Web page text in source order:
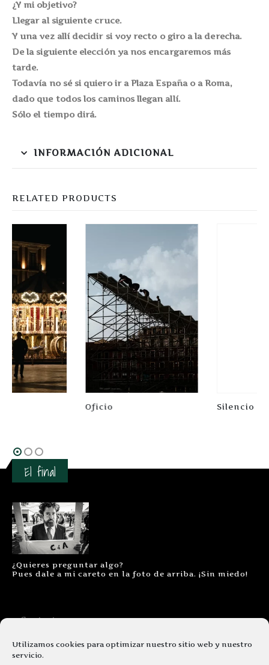
Utilizamos cookies para optimizar nuestro sitio web y nuestro
servicio.
¿Y mi objetivo?
Llegar al siguiente cruce.
Y una vez allí decidir si voy recto o giro a la derecha.
De la siguiente elección ya nos encargaremos más
tarde.
Todavía no sé si quiero ir a Plaza España o a Roma,
dado que todos los caminos llegan allí.
Sólo el tiempo dirá.
INFORMACIÓN ADICIONAL
RELATED PRODUCTS
El final
¿Quieres preguntar algo?
Pues dale a mi careto en la foto de arriba. ¡Sin miedo!
Contacto
Aviso legal